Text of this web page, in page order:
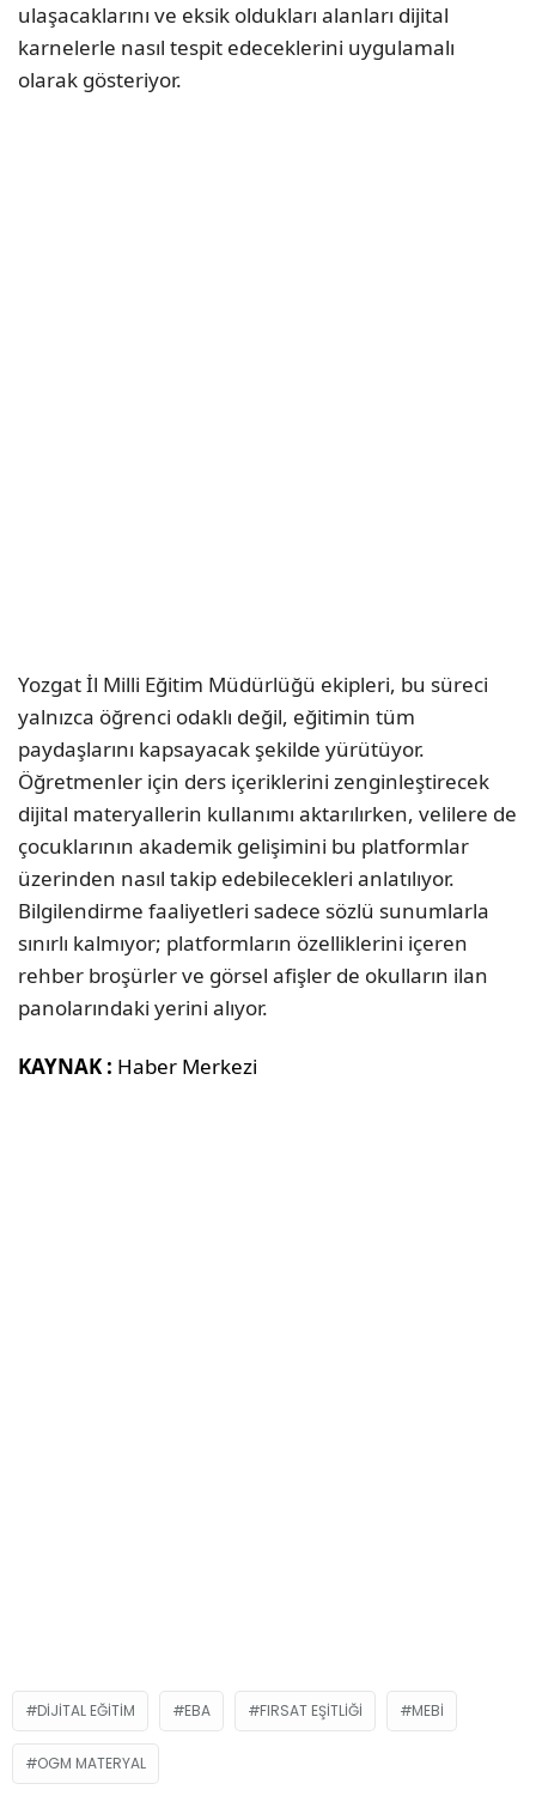
ulaşacaklarını ve eksik oldukları alanları dijital
karnelerle nasıl tespit edeceklerini uygulamalı
olarak gösteriyor.
Yozgat İl Milli Eğitim Müdürlüğü ekipleri, bu süreci
yalnızca öğrenci odaklı değil, eğitimin tüm
paydaşlarını kapsayacak şekilde yürütüyor.
Öğretmenler için ders içeriklerini zenginleştirecek
dijital materyallerin kullanımı aktarılırken, velilere de
çocuklarının akademik gelişimini bu platformlar
üzerinden nasıl takip edebilecekleri anlatılıyor.
Bilgilendirme faaliyetleri sadece sözlü sunumlarla
sınırlı kalmıyor; platformların özelliklerini içeren
rehber broşürler ve görsel afişler de okulların ilan
panolarındaki yerini alıyor.
KAYNAK : Haber Merkezi
DIJITAL EĞITIM EBA FIRSAT EŞITLIĞI MEBİ
OGM MATERYAL